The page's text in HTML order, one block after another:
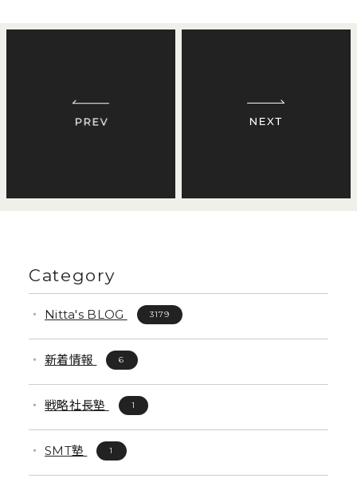
Category
Nitta's BLOG 3179
新着情報 6
戦略社長塾 1
SMT塾 1